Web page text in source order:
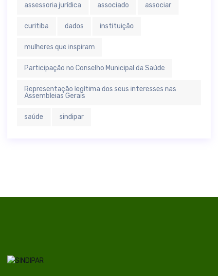
assessoria jurídica associado associar
curitiba dados instituição
mulheres que inspiram
Participação no Conselho Municipal da Saúde
Representação legítima dos seus interesses nas
Assembleias Gerais
saúde sindipar